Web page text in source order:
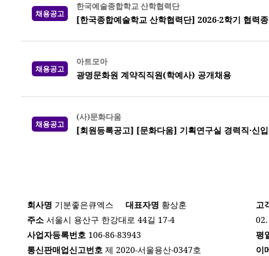
채용공고
한국예술종합학교 산학협력단
[한국종합예술학교 산학협력단] 2026-2학기 협력
채용공고
아트모아
광명문화원 계약직직원(학예사) 공개채용
채용공고
(사)문화다움
[회원등록공고] [문화다움] 기획연구실 경력직·신
회사명 기분좋은큐엑스 대표자명 황상훈
주소 서울시 용산구 한강대로 44길 17-4
사업자등록번호 106-86-83943
통신판매업신고번호 제 2020-서울용산-0347호
고
평
이